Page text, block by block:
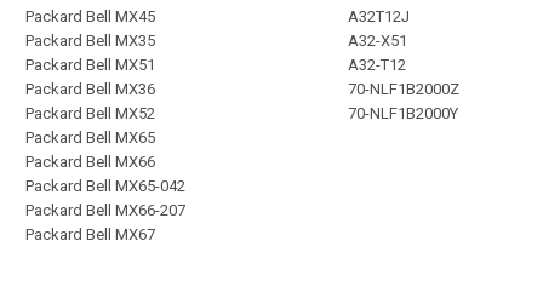
Packard Bell MX45
Packard Bell MX35
Packard Bell MX51
Packard Bell MX36
Packard Bell MX52
Packard Bell MX65
Packard Bell MX66
Packard Bell MX65-042
Packard Bell MX66-207
Packard Bell MX67
A32T12J
A32-X51
A32-T12
70-NLF1B2000Z
70-NLF1B2000Y